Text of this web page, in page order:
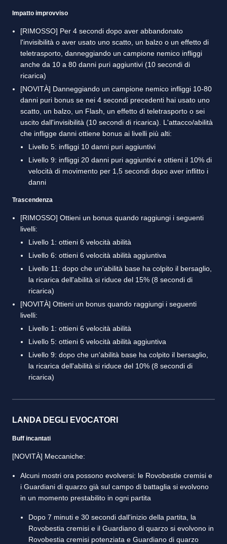
Impatto improvviso
[RIMOSSO] Per 4 secondi dopo aver abbandonato
l'invisibilità o aver usato uno scatto, un balzo o un effetto di
teletrasporto, danneggiando un campione nemico infliggi
anche da 10 a 80 danni puri aggiuntivi (10 secondi di
ricarica)
[NOVITÀ] Danneggiando un campione nemico infliggi 10-80
danni puri bonus se nei 4 secondi precedenti hai usato uno
scatto, un balzo, un Flash, un effetto di teletrasporto o sei
uscito dall'invisibilità (10 secondi di ricarica). L'attacco/abilità
che infligge danni ottiene bonus ai livelli più alti:
Livello 5: infliggi 10 danni puri aggiuntivi
Livello 9: infliggi 20 danni puri aggiuntivi e ottieni il 10% di
velocità di movimento per 1,5 secondi dopo aver inflitto i
danni
Trascendenza
[RIMOSSO] Ottieni un bonus quando raggiungi i seguenti
livelli:
Livello 1: ottieni 6 velocità abilità
Livello 6: ottieni 6 velocità abilità aggiuntiva
Livello 11: dopo che un'abilità base ha colpito il bersaglio,
la ricarica dell'abilità si riduce del 15% (8 secondi di
ricarica)
[NOVITÀ] Ottieni un bonus quando raggiungi i seguenti
livelli:
Livello 1: ottieni 6 velocità abilità
Livello 5: ottieni 6 velocità abilità aggiuntiva
Livello 9: dopo che un'abilità base ha colpito il bersaglio,
la ricarica dell'abilità si riduce del 10% (8 secondi di
ricarica)
LANDA DEGLI EVOCATORI
Buff incantati
[NOVITÀ] Meccaniche:
Alcuni mostri ora possono evolversi: le Rovobestie cremisi e
i Guardiani di quarzo già sul campo di battaglia si evolvono
in un momento prestabilito in ogni partita
Dopo 7 minuti e 30 secondi dall'inizio della partita, la
Rovobestia cremisi e il Guardiano di quarzo si evolvono in
Rovobestia cremisi potenziata e Guardiano di quarzo